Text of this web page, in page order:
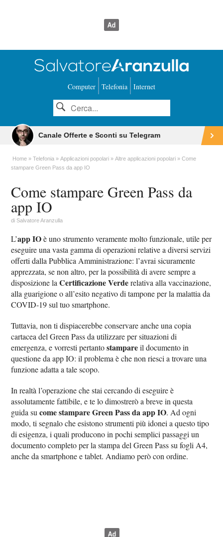
Computer Telefonia Internet
Canale Offerte e Sconti su Telegram
Home Telefonia Applicazioni popolari Altre applicazioni popolari
Come
stampare Green Pass da app IO
Come stampare Green Pass da
app IO
diSalvatore Aranzulla
L’app IOè uno strumento veramente molto funzionale, utile per
eseguire una vasta gamma di operazioni relative a diversi servizi
offerti dalla Pubblica Amministrazione: l’avrai sicuramente
apprezzata, se non altro, per la possibilità di avere sempre a
disposizione laCertificazione Verderelativa alla vaccinazione,
alla guarigione o all’esito negativo di tampone per la malattia da
COVID-19 sul tuo smartphone.
Tuttavia, non ti dispiacerebbe conservare anche una copia
cartacea del Green Pass da utilizzare per situazioni di
emergenza, e vorresti pertantostampareil documento in
questione da app IO: il problema è che non riesci a trovare una
funzione adatta a tale scopo.
In realtà l’operazione che stai cercando di eseguire è
assolutamente fattibile, e te lo dimostrerò a breve in questa
guida sucome stampare Green Pass da app IO. Ad ogni
modo, ti segnalo che esistono strumenti più idonei a questo tipo
di esigenza, i quali producono in pochi semplici passaggi un
documento completo per la stampa del Green Pass su fogli A4,
anche da smartphone e tablet. Andiamo però con ordine.